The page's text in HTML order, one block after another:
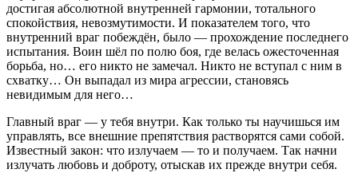
достигая абсолютной внутренней гармонии, тотального
спокойствия, невозмутимости. И показателем того, что
внутренний враг побеждён, было — прохождение последнего
испытания. Воин шёл по полю боя, где велась ожесточенная
борьба, но… его никто не замечал. Никто не вступал с ним в
схватку… Он выпадал из мира агрессии, становясь
невидимым для него…
Главный враг — у тебя внутри. Как только ты научишься им
управлять, все внешние препятствия растворятся сами собой.
Известный закон: что излучаем — то и получаем. Так начни
излучать любовь и доброту, отыскав их прежде внутри себя.